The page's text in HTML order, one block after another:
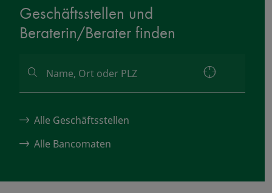
Geschäftsstellen und
Beraterin/Berater finden
Alle Geschäftsstellen
Alle Bancomaten